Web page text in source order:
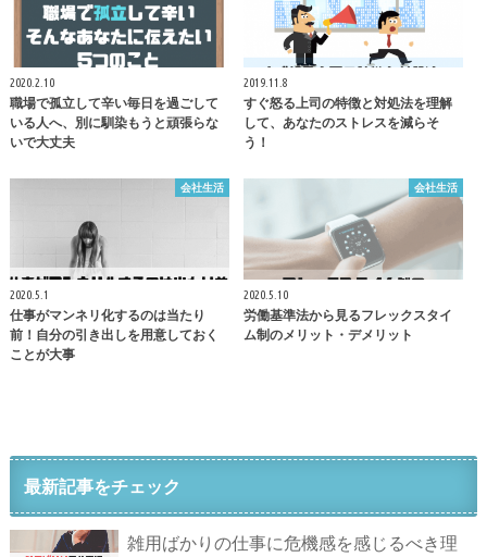
2020.2.10
職場で孤立して辛い毎日を過ごして
いる人へ、別に馴染もうと頑張らな
いで大丈夫
2019.11.8
すぐ怒る上司の特徴と対処法を理解
して、あなたのストレスを減らそ
う！
会社生活
2020.5.1
仕事がマンネリ化するのは当たり
前！自分の引き出しを用意しておく
ことが大事
会社生活
2020.5.10
労働基準法から見るフレックスタイ
ム制のメリット・デメリット
最新記事をチェック
雑用ばかりの仕事に危機感を感じるべき理